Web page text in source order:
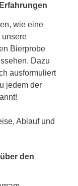
wie eine
unsere
Bierprobe
Dazu
ausformuliert
jedem der
den